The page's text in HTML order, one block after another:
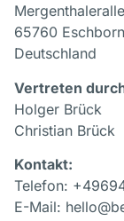
65760 Eschborn
Deutschland
Vertreten
Holger Brück
Christian Brück
Kontakt:
Telefon:
E-Mail: